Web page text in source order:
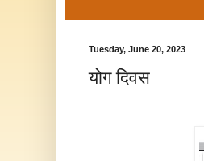
Tuesday, June 20, 2023
योग दिवस